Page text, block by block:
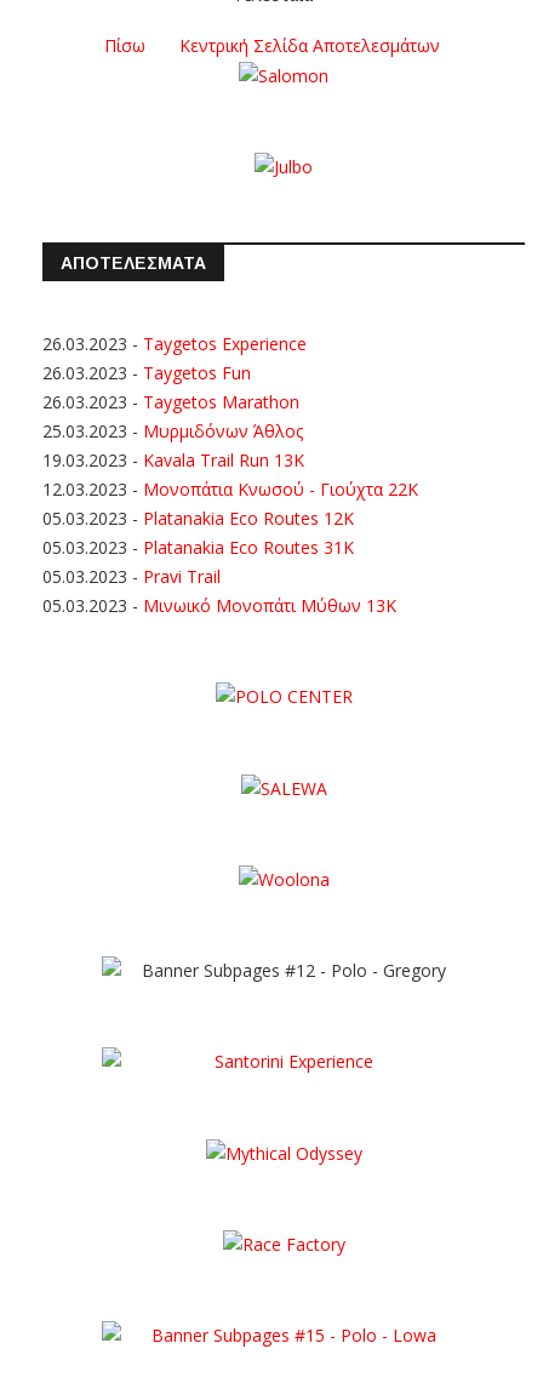
Πίσω Κεντρική Σελίδα Αποτελεσμάτων
ΑΠΟΤΕΛΕΣΜΑΤΑ
26.03.2023 - Taygetos Experience
26.03.2023 - Taygetos Fun
26.03.2023 - Taygetos Marathon
25.03.2023 - Μυρμιδόνων Άθλος
19.03.2023 - Kavala Trail Run 13K
12.03.2023 - Μονοπάτια Κνωσού - Γιούχτα 22Κ
05.03.2023 - Platanakia Eco Routes 12K
05.03.2023 - Platanakia Eco Routes 31K
05.03.2023 - Pravi Trail
05.03.2023 - Μινωικό Μονοπάτι Μύθων 13Κ